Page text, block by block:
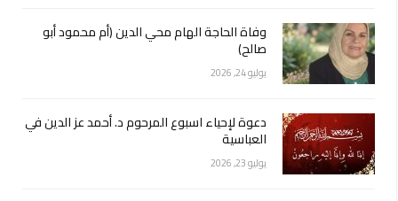
وفاة الحاجة الهام محي الدين (أم محمود أبو
صالح)
يوليو 24, 2026
دعوة لإحياء اسبوع المرحوم د. أحمد عز الدين في
العباسية
يوليو 23, 2026